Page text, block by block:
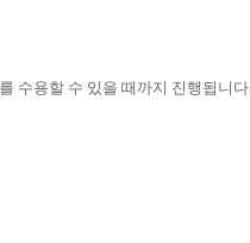
수용할 수 있을 때까지 진행됩니다.